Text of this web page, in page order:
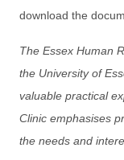
download the
The Essex Human
the University of
valuable practical
Clinic emphasises
the needs and